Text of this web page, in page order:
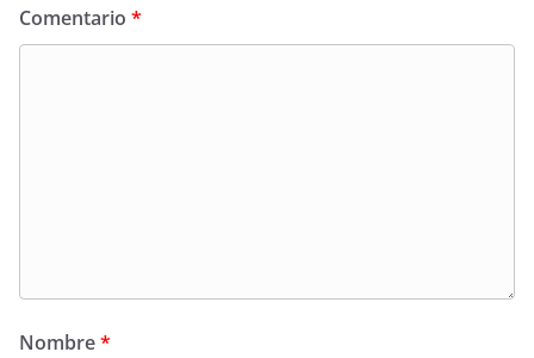
Comentario *
Nombre*